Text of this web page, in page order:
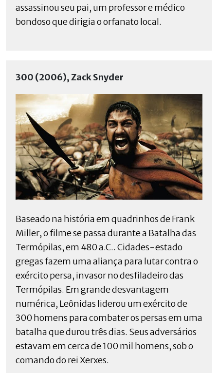
assassinou seu pai, um professor e médico
bondoso que dirigia o orfanato local.
300 (2006), Zack Snyder
Baseado na história em quadrinhos de Frank
Miller, o filme se passa durante a Batalha das
Termópilas, em 480 a.C.. Cidades-estado
gregas fazem uma aliança para lutar contra o
exército persa, invasor no desfiladeiro das
Termópilas. Em grande desvantagem
numérica, Leônidas liderou um exército de
300 homens para combater os persas em uma
batalha que durou três dias. Seus adversários
estavam em cerca de 100 mil homens, sob o
comando do rei Xerxes.